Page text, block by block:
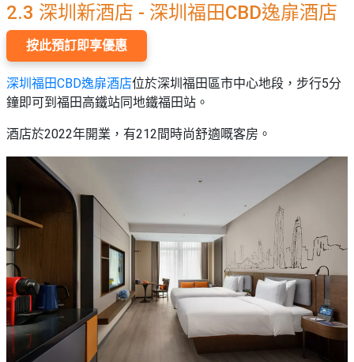
2.3 深圳新酒店 - 深圳福田CBD逸扉酒店
按此預訂即享優惠
深圳福田CBD逸扉酒店位於深圳福田區市中心地段，步行5分
鐘即可到福田高鐵站同地鐵福田站。
酒店於2022年開業，有212間時尚舒適嘅客房。